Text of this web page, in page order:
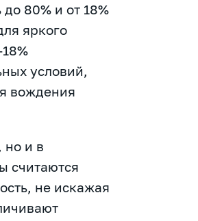
80% и от 18%
яркого
условий,
вождения
но и в
считаются
не искажая